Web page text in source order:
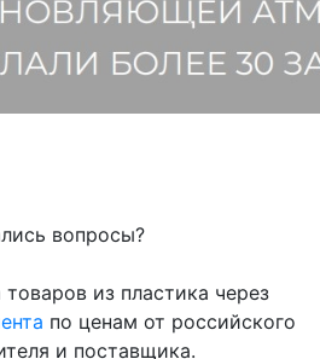
вопросы?
из пластика через
по ценам от российского
и поставщика.